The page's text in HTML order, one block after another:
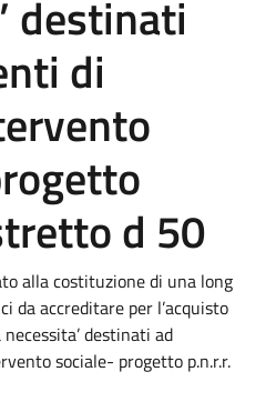
destinati
di
d 50
alla costituzione di una long
da accreditare per l’acquisto
destinati ad
sociale- progetto p.n.r.r.